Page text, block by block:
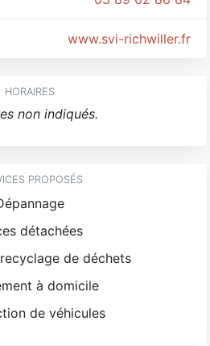
www.svi-richwiller.fr
HORAIRES
non indiqués.
PROPOSÉS
détachées
de déchets
à domicile
de véhicules